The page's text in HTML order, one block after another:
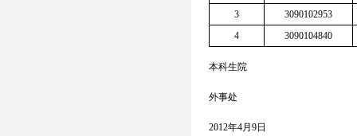
3
3090102953
4
3090104840
本科生院
外事处
2012年4月9日